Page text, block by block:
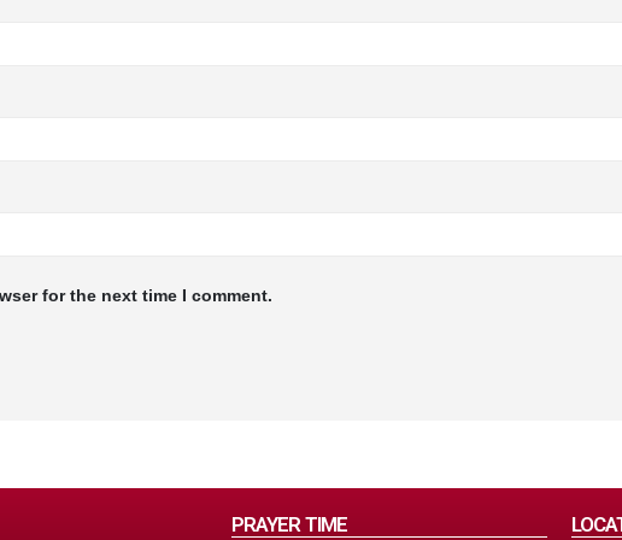
for the next time I comment.
PRAYER TIME